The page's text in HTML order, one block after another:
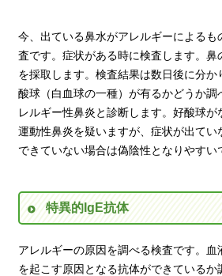
今、出ている鼻水がアレルギーによるも
査です。症状がある時に検査します。鼻
を採取します。検査結果は数日後に分か
酸球（白血球の一種）が有るかどうか調
レルギー性鼻炎と診断します。好酸球が
運動性鼻炎を疑いますが、症状が出てい
できていない場合は偽陰性となりやすい
特異的IgE抗体
アレルギーの原因を調べる検査です。血
を起こす原因となる抗体ができているか